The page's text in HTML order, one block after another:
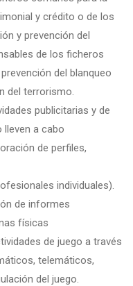
y crédito o de los
y prevención del
de los ficheros
del blanqueo
del terrorismo.
publicitarias y de
a cabo
de perfiles,
individuales).
de informes
físicas
de juego a través
telemáticos,
del juego.